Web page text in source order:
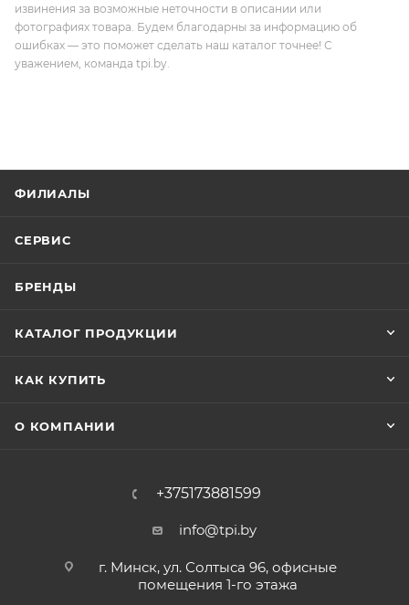
извинения за возможные неточности в описании или
фотографиях товара. Будем благодарны за информацию об
ошибках — это поможет сделать наш каталог точнее! С
уважением, команда tpi.by.
ФИЛИАЛЫ
СЕРВИС
БРЕНДЫ
КАТАЛОГ ПРОДУКЦИИ
КАК КУПИТЬ
О КОМПАНИИ
+375173881599
info@tpi.by
г. Минск, ул. Солтыса 96, офисные
помещения 1-го этажа